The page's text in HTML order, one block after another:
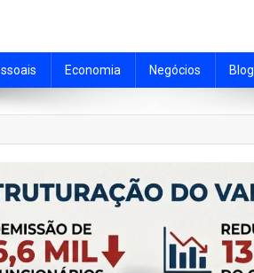
Economia Negócios Blog